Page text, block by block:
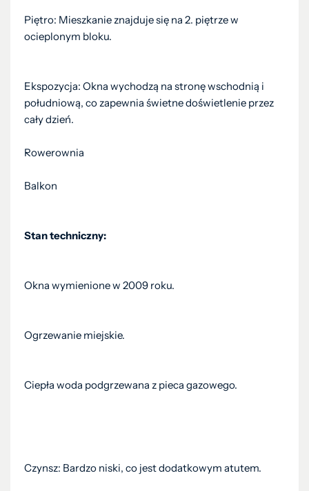
Piętro: Mieszkanie znajduje się na 2. piętrze w
ocieplonym bloku.
Ekspozycja: Okna wychodzą na stronę wschodnią i
południową, co zapewnia świetne doświetlenie przez
cały dzień.
Rowerownia
Balkon
Stan techniczny:
Okna wymienione w 2009 roku.
Ogrzewanie miejskie.
Ciepła woda podgrzewana z pieca gazowego.
Czynsz: Bardzo niski, co jest dodatkowym atutem.